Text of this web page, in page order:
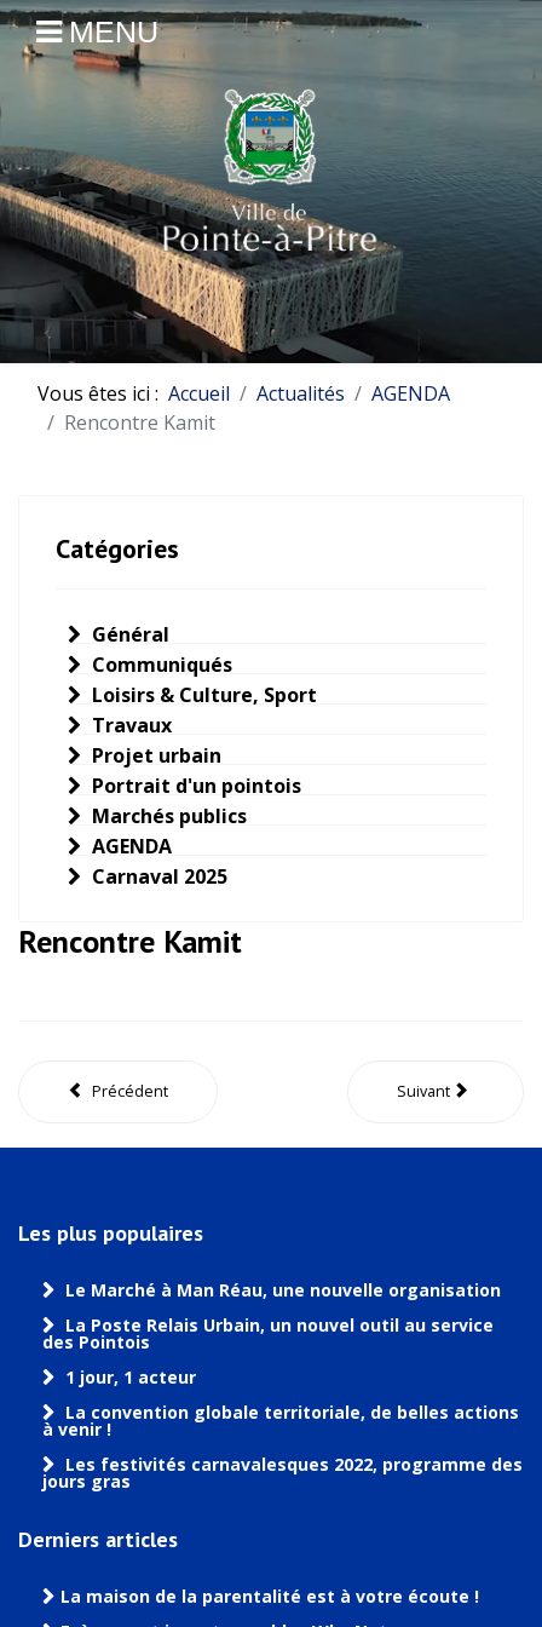
MENU
Vous êtes ici : Accueil Actualités
AGENDA
Rencontre Kamit
Catégories
Général
Communiqués
Loisirs & Culture, Sport
Travaux
Projet urbain
Portrait d'un pointois
Marchés publics
AGENDA
Carnaval 2025
Rencontre Kamit
Précédent Suivant
Les plus populaires
Le Marché à Man Réau, une nouvelle organisation
La Poste Relais Urbain, un nouvel outil au service
des Pointois
1 jour, 1 acteur
La convention globale territoriale, de belles actions
à venir !
Les festivités carnavalesques 2022, programme des
jours gras
Derniers articles
La maison de la parentalité est à votre écoute !